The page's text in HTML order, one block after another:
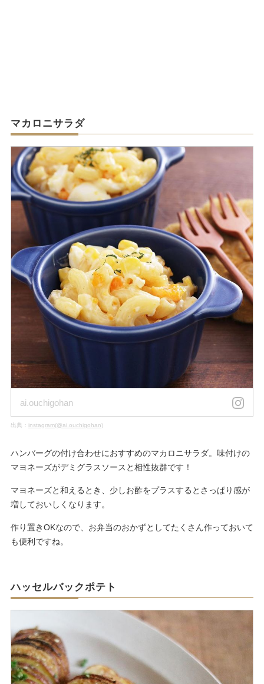
マカロニサラダ
ai.ouchigohan
出典： instagram(@ai.ouchigohan)
ハンバーグの付け合わせにおすすめのマカロニサラダ。味付けの
マヨネーズがデミグラスソースと相性抜群です！
マヨネーズと和えるとき、少しお酢をプラスするとさっぱり感が
増しておいしくなります。
作り置きOKなので、お弁当のおかずとしてたくさん作っておいて
も便利ですね。
ハッセルバックポテト